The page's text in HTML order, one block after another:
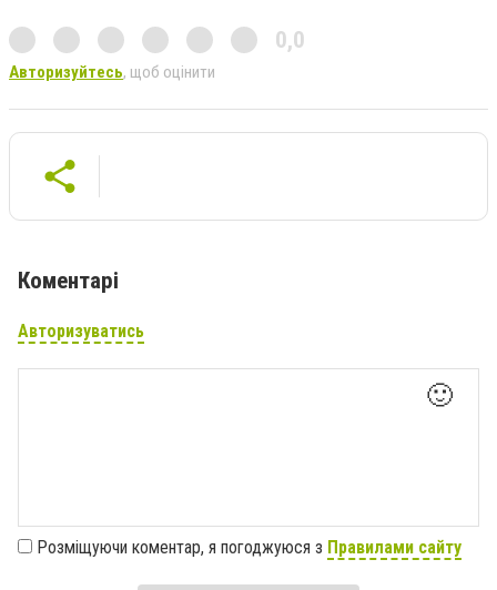
0,0
Авторизуйтесь, щоб оцінити
Коментарі
Авторизуватись
🙂
Розміщуючи коментар, я погоджуюся з Правилами сайту